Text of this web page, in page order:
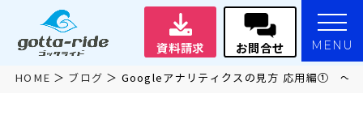
資料請求 お問合せ MENU
HOME ブログ Googleアナリティクスの見方 応用編① ～商